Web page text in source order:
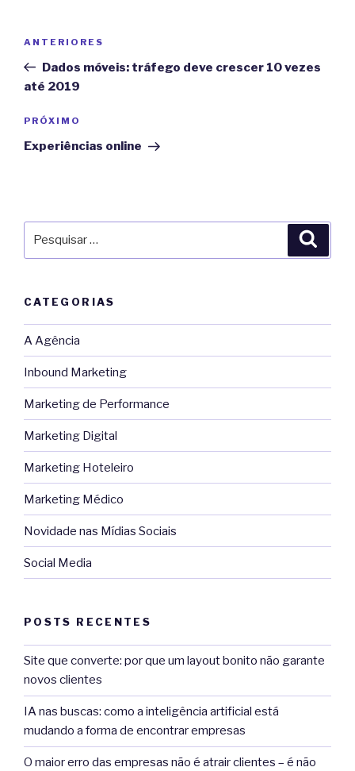
Post
Post
anterior
ANTERIORES
Dados móveis: tráfego deve crescer 10 vezes
até 2019
Próximo
post
PRÓXIMO
Experiências online
CATEGORIAS
A Agência
Inbound Marketing
Marketing de Performance
Marketing Digital
Marketing Hoteleiro
Marketing Médico
Novidade nas Mídias Sociais
Social Media
POSTS RECENTES
Site que converte: por que um layout bonito não garante
novos clientes
IA nas buscas: como a inteligência artificial está
mudando a forma de encontrar empresas
O maior erro das empresas não é atrair clientes – é não